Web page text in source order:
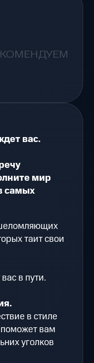
вас.
мир
самых
таит свои
в пути.
в стиле
вам
уголков